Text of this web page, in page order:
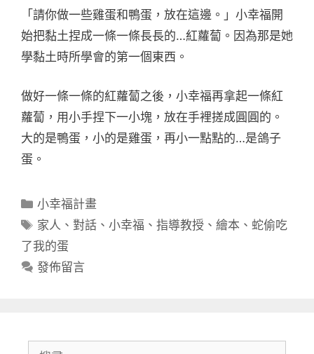
「請你做一些雞蛋和鴨蛋，放在這邊。」小幸福開
始把黏土捏成一條一條長長的…紅蘿蔔。因為那是她
學黏土時所學會的第一個東西。
做好一條一條的紅蘿蔔之後，小幸福再拿起一條紅
蘿蔔，用小手捏下一小塊，放在手裡搓成圓圓的。
大的是鴨蛋，小的是雞蛋，再小一點點的…是鴿子
蛋。
分
類
小幸福計畫
標
籤
家人 、對話 、小幸福 、指導教授 、繪本 、 蛇偷吃
了我的蛋
發佈留言